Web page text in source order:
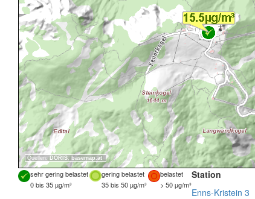
Quellen: DORIS, basemap.at
sehr gering belastet gering belastet
belastet
0 bis 35 µg/m³
35 bis 50 µg/m³ > 50 µg/m³
Station
Enns-Kristein 3